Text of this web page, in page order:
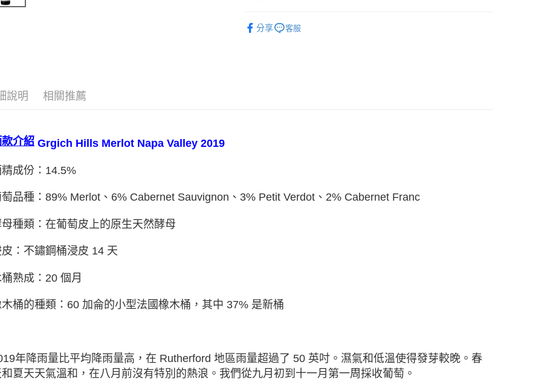
分享 客服
說明 相關推薦
介紹Grgich Hills Merlot Napa Valley 2019
成份：14.5%
品種：89% Merlot、6% Cabernet Sauvignon 、 3% Petit Verdot 、 2% Cabernet Franc
⺟種類：在葡萄⽪上的原⽣天然酵⺟
⽪：不鏽鋼桶浸⽪ 14 天
熟成：20 個月
桶的種類：60 加侖的⼩型法國橡木桶，其中 37% 是新桶
年降雨量比平均降雨量高，在 Rutherford 地區雨量超過了 50 英吋。濕氣和低溫使得發芽較晚。春
和夏天天氣溫和，在八月前沒有特別的熱浪。我們從九月初到⼗⼀月第⼀周採收葡萄。